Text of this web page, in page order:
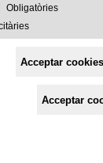
Obligatòries
Acceptar cookies
Acceptar
Francesc Civil,